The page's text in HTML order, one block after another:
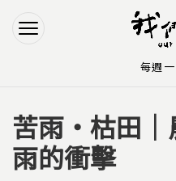
Jump
Jump to
您在這裡
苦雨‧枯田｜
雨的衝擊
每週